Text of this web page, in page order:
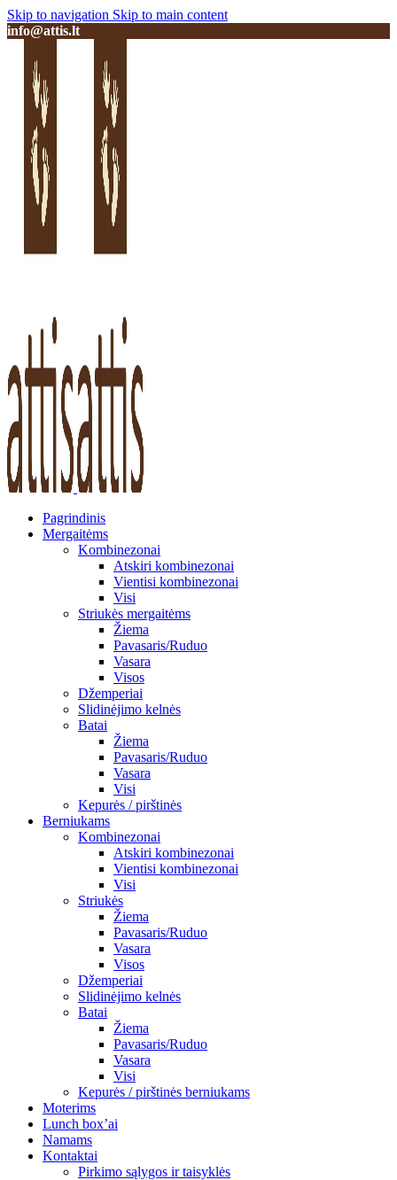
Skip to navigation Skip to main content
info@attis.lt
Pagrindinis
Mergaitėms
Kombinezonai
Atskiri kombinezonai
Vientisi kombinezonai
Visi
Striukės mergaitėms
Žiema
Pavasaris/Ruduo
Vasara
Visos
Džemperiai
Slidinėjimo kelnės
Batai
Žiema
Pavasaris/Ruduo
Vasara
Visi
Kepurės / pirštinės
Berniukams
Kombinezonai
Atskiri kombinezonai
Vientisi kombinezonai
Visi
Striukės
Žiema
Pavasaris/Ruduo
Vasara
Visos
Džemperiai
Slidinėjimo kelnės
Batai
Žiema
Pavasaris/Ruduo
Vasara
Visi
Kepurės / pirštinės berniukams
Moterims
Lunch box’ai
Namams
Kontaktai
Pirkimo sąlygos ir taisyklės